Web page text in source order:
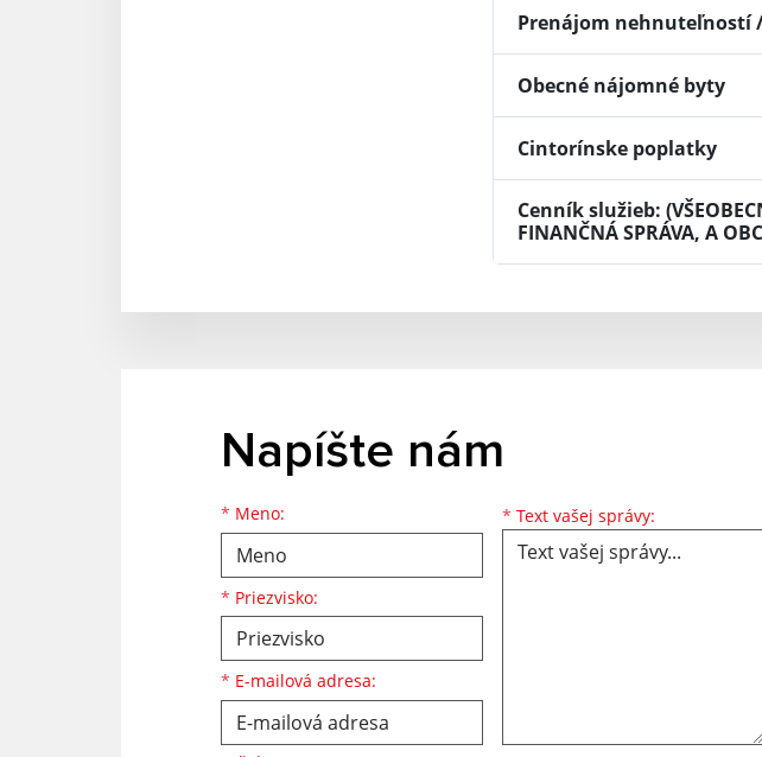
Prenájom
Obecné nájomné byty
Cintorínske poplatky
Cenník služieb:
FINANČNÁ SPRÁVA, A
Napíšte nám
* Meno:
Meno
* Priezvisko:
Priezvisko
* E-mailová adresa:
E-mailová adresa * Text vašej správy: Text vašej